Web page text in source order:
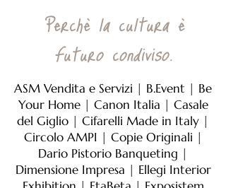
Perchè la cultura è
Futuro condiviso.
ASM Vendita e Servizi | B.Event | Be
Your Home | Canon Italia | Casale
del Giglio | Cifarelli Made in Italy |
Circolo AMPI | Copie Originali |
Dario Pistorio Banqueting |
Dimensione Impresa | Ellegi Interior